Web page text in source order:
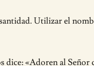
Utilizar el
dice: «Adoren al